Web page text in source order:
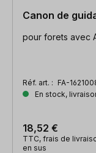
Canon de
pour forets avec
Réf. art. : FA-
En stock,
18,52 €
TTC, frais de
en sus